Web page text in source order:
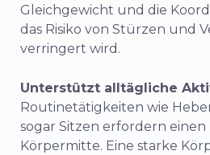
Gleichgewicht und die
das Risiko von Stürzen und
verringert wird.
Unterstützt alltägliche
Routinetätigkeiten wie
sogar Sitzen erfordern einen
Körpermitte. Eine starke